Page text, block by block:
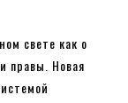
свете как о
правы. Новая